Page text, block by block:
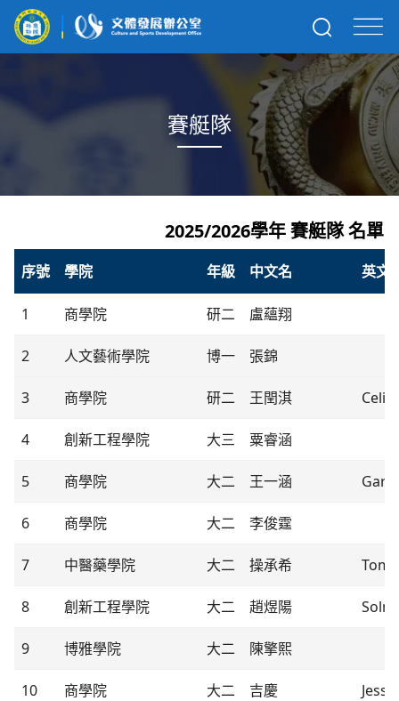
賽艇隊
2025/2026學年 賽艇隊 名單
序號 學院 年級 中文名 英文
1 商學院 研二 盧蘊翔
2 人文藝術學院 博一 張錦
3 商學院 研二 王閏淇
4 創新工程學院 大三 粟睿涵
5 商學院 大二 王一涵 Gary
6 商學院 大二 李俊霆
7 中醫藥學院 大二 操承希 Tom
8 創新工程學院 大二 趙煜陽
9 博雅學院 大二 陳擎熙
10 商學院 大二 吉慶